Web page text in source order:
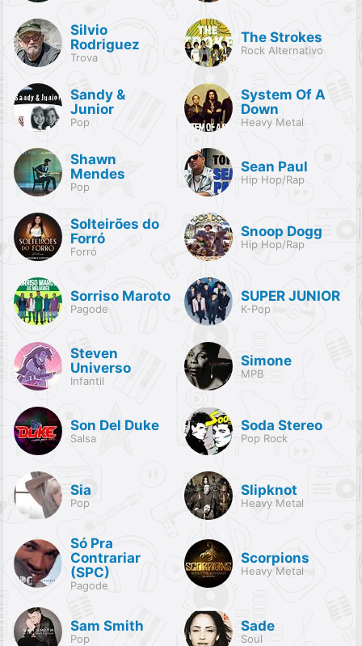
Silvio
Rodriguez
Trova
The Strokes
Rock Alternativo
Sandy &
Junior
Pop
System Of A
Down
Heavy Metal
Shawn
Mendes
Pop
Sean Paul
Hip Hop/Rap
Solteirões do
Forró
Forró
Snoop Dogg
Hip Hop/Rap
Sorriso Maroto
Pagode
SUPER JUNIOR
K-Pop
Steven
Universo
Infantil
Simone
MPB
Son Del Duke
Salsa
Soda Stereo
Pop Rock
Sia
Pop
Slipknot
Heavy Metal
Só Pra
Contrariar
(SPC)
Pagode
Scorpions
Heavy Metal
Sam Smith
Pop
Sade
Soul